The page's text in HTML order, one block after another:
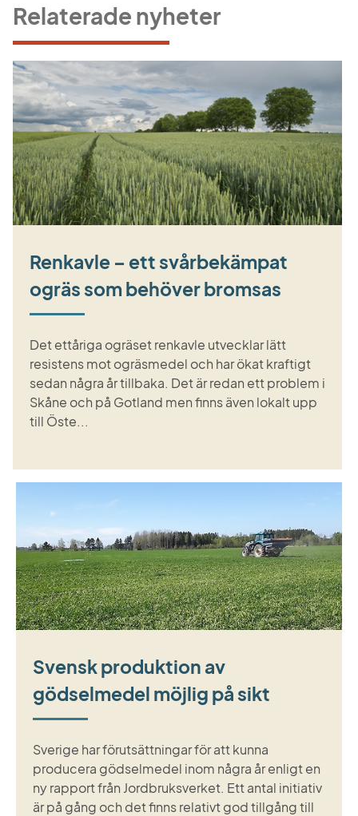
Relaterade nyheter
Renkavle – ett svårbekämpat
ogräs som behöver bromsas
Det ettåriga ogräset renkavle utvecklar lätt
resistens mot ogräsmedel och har ökat kraftigt
sedan några år tillbaka. Det är redan ett problem i
Skåne och på Gotland men finns även lokalt upp
till Öste...
Svensk produktion av
gödselmedel möjlig på sikt
Sverige har förutsättningar för att kunna
producera gödselmedel inom några år enligt en
ny rapport från Jordbruksverket. Ett antal initiativ
är på gång och det finns relativt god tillgång till